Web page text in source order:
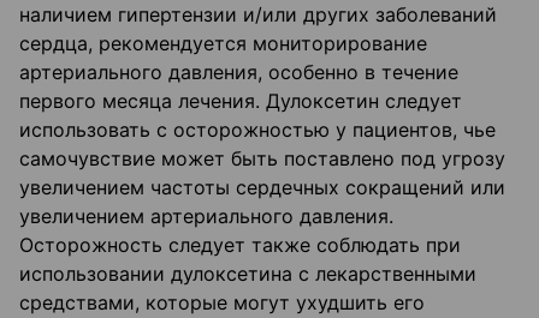
наличием гипертензии и/или других заболеваний
сердца, рекомендуется мониторирование
артериального давления, особенно в течение
первого месяца лечения. Дулоксетин следует
использовать с осторожностью у пациентов, чье
самочувствие может быть поставлено под угрозу
увеличением частоты сердечных сокращений или
увеличением артериального давления.
Осторожность следует также соблюдать при
использовании дулоксетина с лекарственными
средствами, которые могут ухудшить его